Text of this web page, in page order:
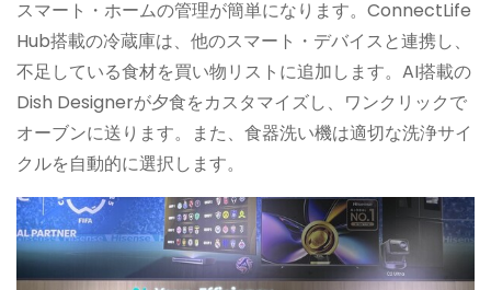
スマート・ホームの管理が簡単になります。ConnectLife
Hub搭載の冷蔵庫は、他のスマート・デバイスと連携し、
不足している食材を買い物リストに追加します。AI搭載の
Dish Designerが夕食をカスタマイズし、ワンクリックで
オーブンに送ります。また、食器洗い機は適切な洗浄サイ
クルを自動的に選択します。